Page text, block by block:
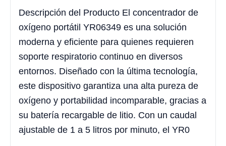
Descripción del Producto El concentrador de
oxígeno portátil YR06349 es una solución
moderna y eficiente para quienes requieren
soporte respiratorio continuo en diversos
entornos. Diseñado con la última tecnología,
este dispositivo garantiza una alta pureza de
oxígeno y portabilidad incomparable, gracias a
su batería recargable de litio. Con un caudal
ajustable de 1 a 5 litros por minuto, el YR0